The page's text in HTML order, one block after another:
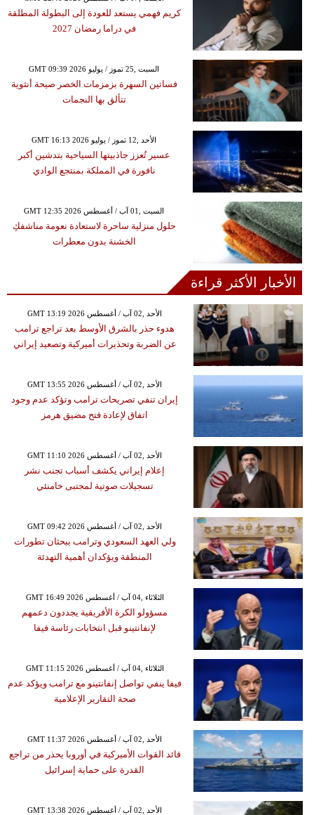
كريم فهمي يستعد للعودة إلى البطولة المطلقة
في دراما رمضان 2027
GMT 09:39 2026 السبت ,25 تموز / يوليو
فساتين السهرة بزمزمات الخصر صيحة أنثوية
تتألق بها النجمات
GMT 16:13 2026 الأحد ,12 تموز / يوليو
عسير تُعزز جاذبيتها السياحية بتدشين أكبر
نافورة في المملكة بمنتجع الوادي
GMT 12:35 2026 السبت ,01 آب / أغسطس
حلول منزلية ساحرة لاستعادة نعومة مناشفكِ
الخشنة بدون معطرات
الأخبار الأكثر قراءة
GMT 13:19 2026 الأحد ,02 آب / أغسطس
هدوء حذر بالشرق الأوسط بعد تراجع ترامب
عن الضربة وتحذيرات أميركية وتصعيد إيراني
GMT 13:55 2026 الأحد ,02 آب / أغسطس
إيران تنفي تصريحات ترامب وتؤكد عدم وجود
اتفاق لإعادة فتح مضيق هرمز
GMT 11:10 2026 الأحد ,02 آب / أغسطس
إعلام إيراني يكشف أسباب تجنب نشر
تسجيلات صوتية لمجتبى خامنئي
GMT 09:42 2026 الأحد ,02 آب / أغسطس
ولي العهد السعودي وترامب يبحثان تطورات
المنطقة ويؤكدان أهمية التهدئة
GMT 16:49 2026 الثلاثاء ,04 آب / أغسطس
مسؤولو الكرة الأفريقية يجددون دعمهم
لإنفانتينو قبل انتخابات رئاسة فيفا
GMT 11:15 2026 الثلاثاء ,04 آب / أغسطس
فيفا ينفي تواصل إنفانتينو مع ترامب ويؤكد عدم
صحة التقارير الإعلامية
GMT 11:37 2026 الأحد ,02 آب / أغسطس
قائد القوات الأميركية في أوروبا يحذر من تراجع
القدرة على حماية إسرائيل
GMT 13:38 2026 الأحد ,02 آب / أغسطس